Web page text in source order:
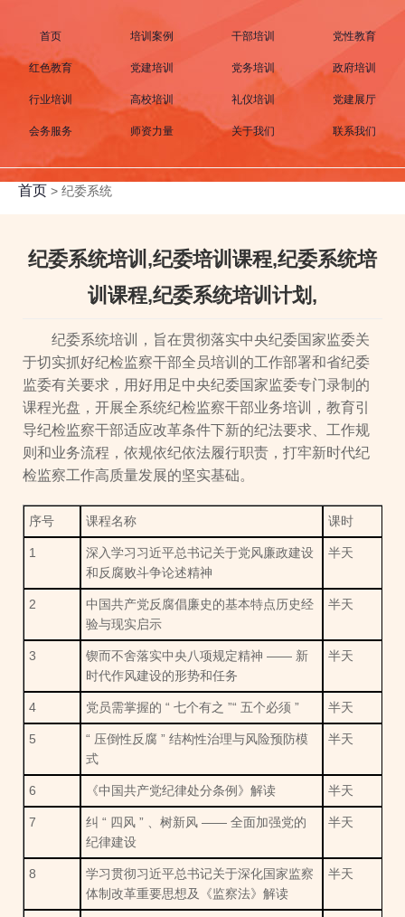
首页 培训案例 干部培训 党性教育
红色教育 党建培训 党务培训 政府培训
行业培训 高校培训 礼仪培训 党建展厅
会务服务 师资力量 关于我们 联系我们
首页 > 纪委系统
纪委系统培训,纪委培训课程,纪委系统培
训课程,纪委系统培训计划,
纪委系统培训，旨在贯彻落实中央纪委国家监委关
于切实抓好纪检监察干部全员培训的工作部署和省纪委
监委有关要求，用好用足中央纪委国家监委专门录制的
课程光盘，开展全系统纪检监察干部业务培训，教育引
导纪检监察干部适应改革条件下新的纪法要求、工作规
则和业务流程，依规依纪依法履行职责，打牢新时代纪
检监察工作高质量发展的坚实基础。
序号 课程名称 课时
1
深入学习习近平总书记关于党风廉政建设
和反腐败斗争论述精神
半天
2
中国共产党反腐倡廉史的基本特点历史经
验与现实启示
半天
3
锲而不舍落实中央八项规定精神 —— 新
时代作风建设的形势和任务
半天
4 党员需掌握的 “ 七个有之 ”“ 五个必须 ” 半天
5
“ 压倒性反腐 ” 结构性治理与风险预防模
式
半天
6 《中国共产党纪律处分条例》解读 半天
7
纠 “ 四风 ” 、树新风 —— 全面加强党的
纪律建设
半天
8
学习贯彻习近平总书记关于深化国家监察
体制改革重要思想及《监察法》解读
半天